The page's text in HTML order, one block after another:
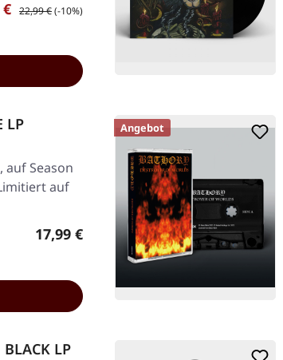
Regulärer Preis:
22,99 €(-10%)
LP
auf Season
auf
Regulärer Preis:
17,99 €
Angebot
LP